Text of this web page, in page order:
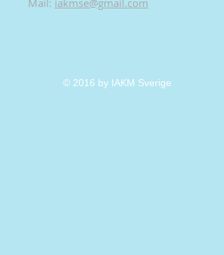
​Mail: ​ iakmse@gmail.com​
© 2016 by IAKM Sverige